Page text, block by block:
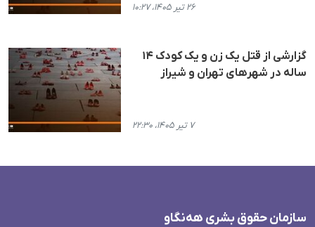
۲۶ تیر ۱۴۰۵، ۱۰:۲۷
گزارشی از قتل یک زن و یک کودک ۱۴
ساله در شهرهای تهران و شیراز
۷ تیر ۱۴۰۵، ۲۲:۳۰
سازمان حقوق بشری هەنگاو